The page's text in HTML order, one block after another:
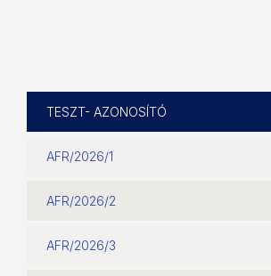
TESZT- AZONOSÍTÓ
AFR/2026/1
AFR/2026/2
AFR/2026/3